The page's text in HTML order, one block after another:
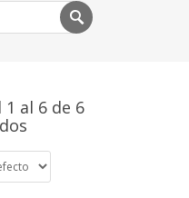
al 6 de 6